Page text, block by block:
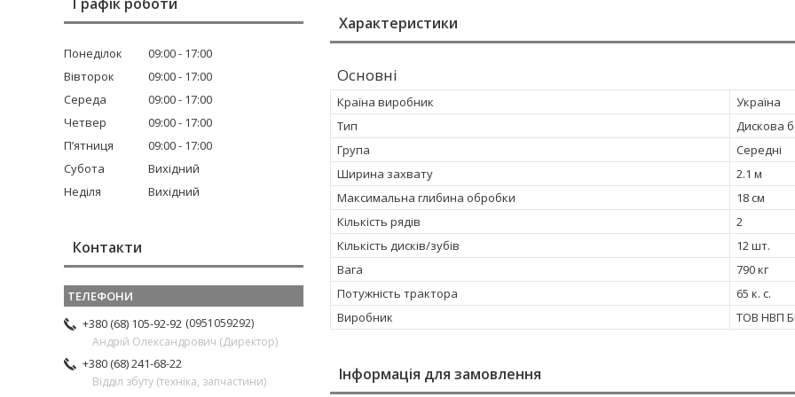
Характеристики
Основні
Країна виробник
Україна
Тип
Дискова
Група
Середні
Ширина захвату
2.1 м
Максимальна глибина обробки
18 см
Кількість рядів
2
Кількість дисків/зубів
12 шт.
Вага
790 кг
Потужність трактора
65 к. с.
Виробник
ТОВ НВП
Інформація для замовлення
Понеділок 09:00
17:00
Вівторок
09:00
17:00
Середа
09:00
17:00
Четвер
09:00
17:00
Пʼятниця
09:00
17:00
Субота
Вихідний
Неділя
Вихідний
Контакти
+380 (68) 105-92-92 0951059292
Андрій Олександрович (Директор)
+380 (68) 241-68-22
Відділ збуту (техніка, запчастини)